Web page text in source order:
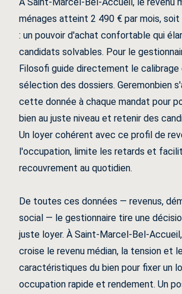
ménages atteint 2 490 € par mois, soit
: un pouvoir d'achat confortable qui
candidats solvables. Pour le
Filosofi guide directement le
sélection des dossiers. Geremonbien
cette donnée à chaque mandat pour
bien au juste niveau et retenir des
Un loyer cohérent avec ce profil de
l'occupation, limite les retards et
recouvrement au quotidien.
De toutes ces données — revenus,
social — le gestionnaire tire une
juste loyer. À Saint-Marcel-Bel-
croise le revenu médian, la tension et
caractéristiques du bien pour fixer un
occupation rapide et rendement. Un